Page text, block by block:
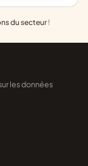
du secteur !